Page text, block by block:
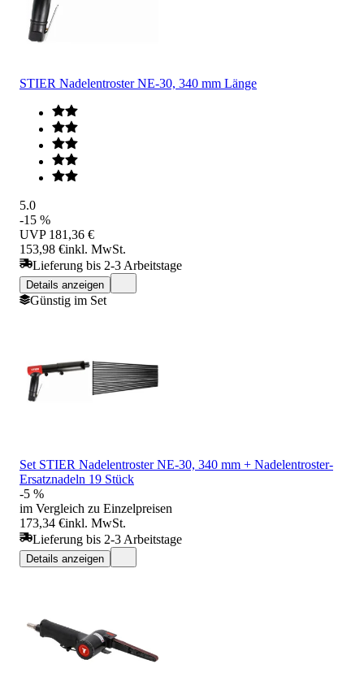
STIER Nadelentroster NE-30, 340 mm Länge
5.0
-15 %
UVP 181,36 €
153,98 €inkl. MwSt.
Lieferung bis 2-3 Arbeitstage
Details anzeigen
Günstig im Set
Set STIER Nadelentroster NE-30, 340 mm + Nadelentroster-
Ersatznadeln 19 Stück
-5 %
im Vergleich zu Einzelpreisen
173,34 €inkl. MwSt.
Lieferung bis 2-3 Arbeitstage
Details anzeigen